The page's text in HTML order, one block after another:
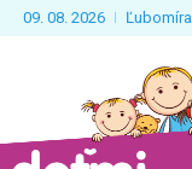
09. 08. 2026 Ľubomíra